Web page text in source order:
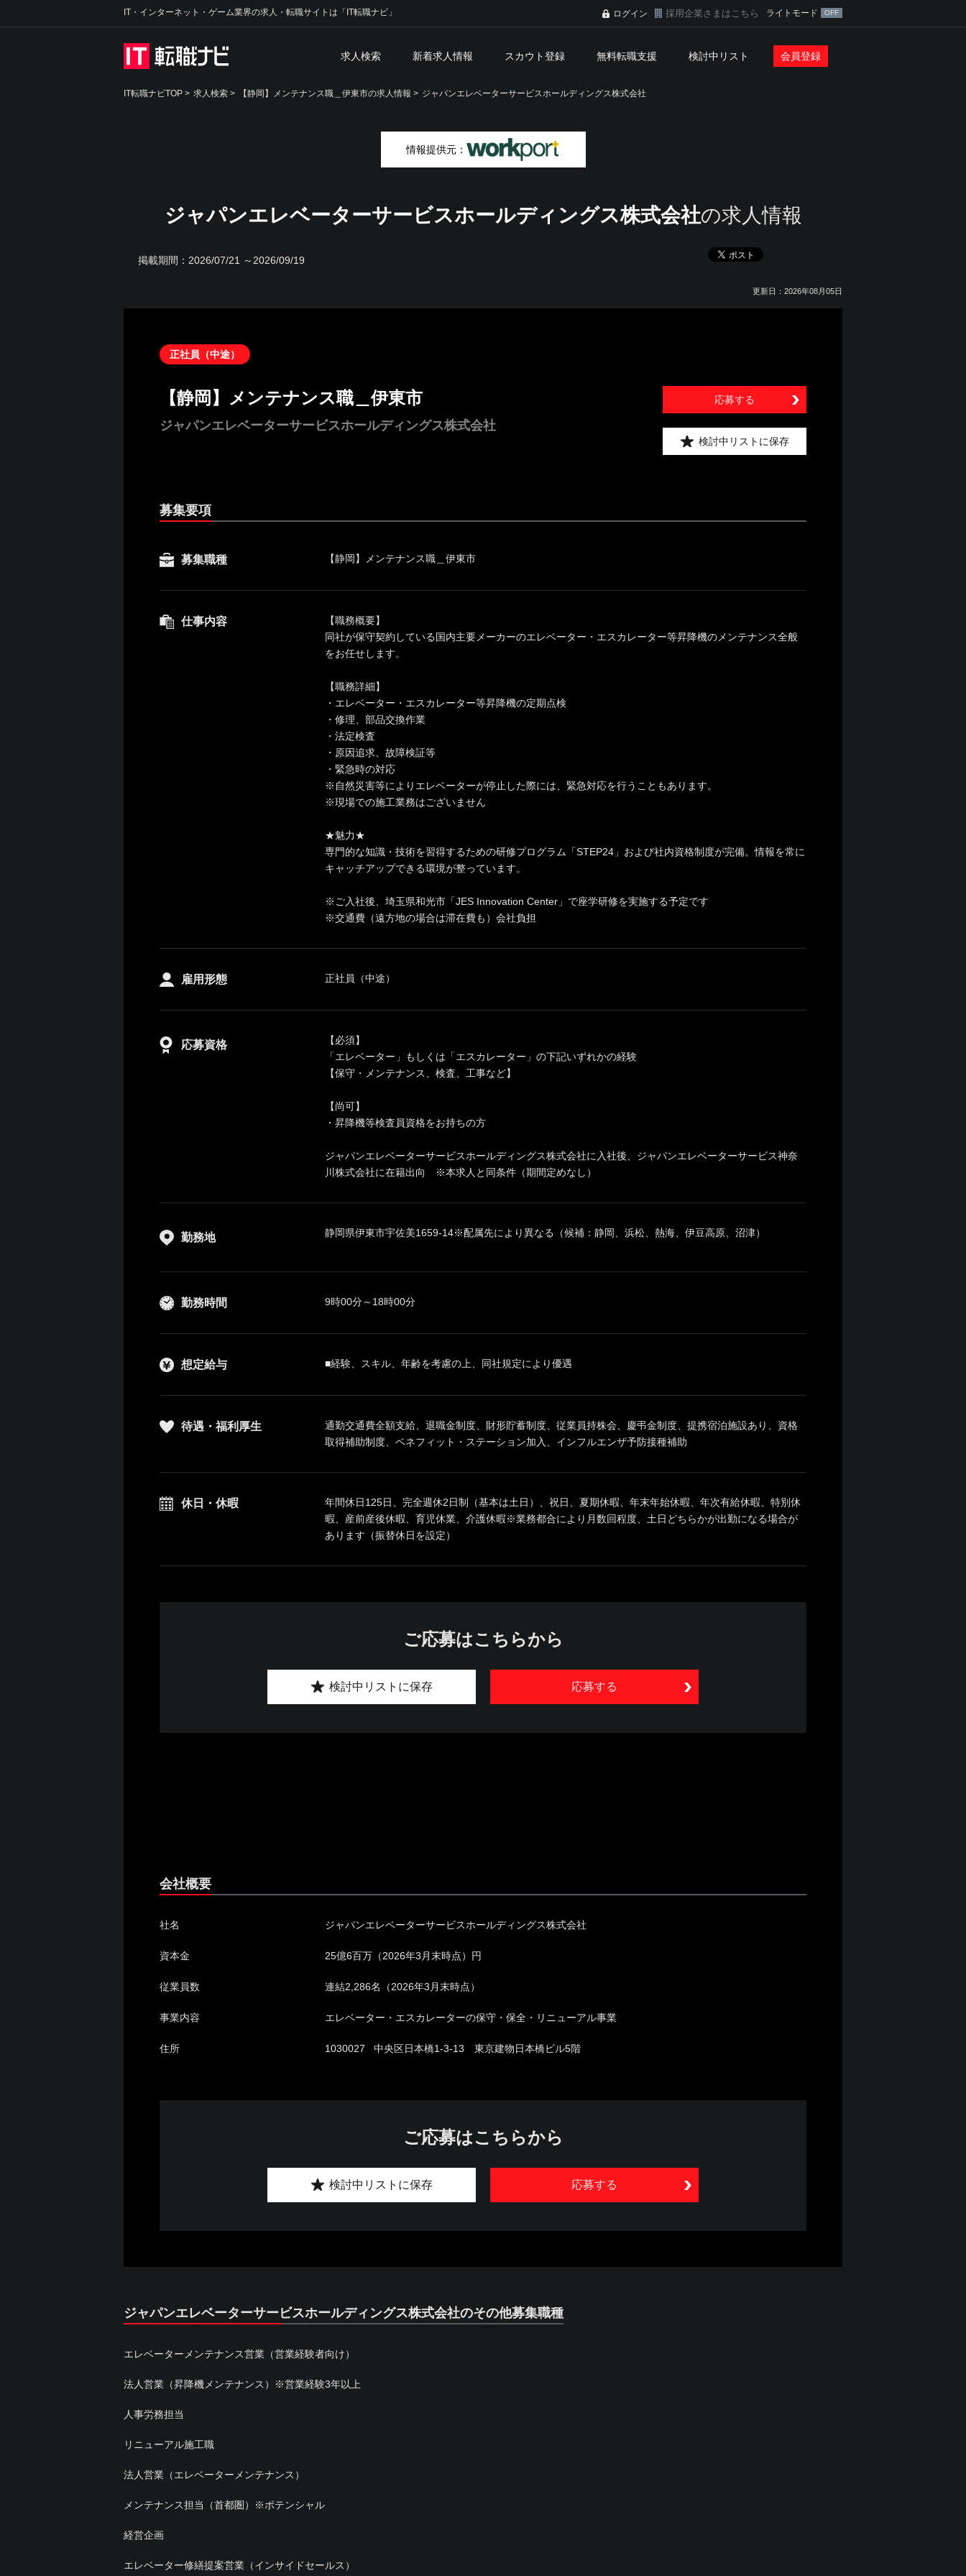
IT・インターネット・ゲーム業界の求人・転職サイトは「IT転職ナビ」 ログイン 採用企業さまはこちら ライトモード
求人検索 新着求人情報 スカウト登録 無料転職支援 検討中リスト 会員登録
IT転職ナビTOP > 求人検索 > 【静岡】メンテナンス職＿伊東市の求人情報 > ジャパンエレベーターサービスホールディングス株式会社
情報提供元：
ジャパンエレベーターサービスホールディングス株式会社の求人情報
掲載期間： 2026/07/21 ～2026/09/19
更新日：2026年08月05日
正社員（中途）
【静岡】メンテナンス職＿伊東市
ジャパンエレベーターサービスホールディングス株式会社
応募する
検討中リストに保存
募集要項
募集職種 【静岡】メンテナンス職＿伊東市
仕事内容
【職務概要】
同社が保守契約している国内主要メーカーのエレベーター・エスカレーター等昇降機のメンテナンス全般
をお任せします。
【職務詳細】
・エレベーター・エスカレーター等昇降機の定期点検
・修理、部品交換作業
・法定検査
・原因追求、故障検証等
・緊急時の対応
※自然災害等によりエレベーターが停止した際には、緊急対応を行うこともあります。
※現場での施工業務はございません
★魅力★
専門的な知識・技術を習得するための研修プログラム「STEP24」および社内資格制度が完備。情報を常に
キャッチアップできる環境が整っています。
※ご入社後、埼玉県和光市「JES Innovation Center」で座学研修を実施する予定です
※交通費（遠方地の場合は滞在費も）会社負担
雇用形態 正社員（中途）
応募資格
【必須】
「エレベーター」もしくは「エスカレーター」の下記いずれかの経験
【保守・メンテナンス、検査、工事など】
【尚可】
・昇降機等検査員資格をお持ちの方
ジャパンエレベーターサービスホールディングス株式会社に入社後、ジャパンエレベーターサービス神奈
川株式会社に在籍出向 ※本求人と同条件（期間定めなし）
勤務地 静岡県伊東市宇佐美1659-14※配属先により異なる（候補：静岡、浜松、熱海、伊豆高原、沼津）
勤務時間 9時00分～18時00分
想定給与 ■経験、スキル、年齢を考慮の上、同社規定により優遇
待遇・福利厚生
通勤交通費全額支給、退職金制度、財形貯蓄制度、従業員持株会、慶弔金制度、提携宿泊施設あり、資格
取得補助制度、ベネフィット・ステーション加入、インフルエンザ予防接種補助
休日・休暇
年間休日125日、完全週休2日制（基本は土日）、祝日、夏期休暇、年末年始休暇、年次有給休暇、特別休
暇、産前産後休暇、育児休業、介護休暇※業務都合により月数回程度、土日どちらかが出勤になる場合が
あります（振替休日を設定）
ご応募はこちらから
応募する
検討中リストに保存
会社概要
社名 ジャパンエレベーターサービスホールディングス株式会社
資本金 25億6百万（2026年3月末時点）円
従業員数 連結2,286名（2026年3月末時点）
事業内容 エレベーター・エスカレーターの保守・保全・リニューアル事業
住所 1030027 中央区日本橋1-3-13 東京建物日本橋ビル5階
ご応募はこちらから
応募する
検討中リストに保存
ジャパンエレベーターサービスホールディングス株式会社のその他募集職種
エレベーターメンテナンス営業（営業経験者向け）
法人営業（昇降機メンテナンス）※営業経験3年以上
人事労務担当
リニューアル施工職
法人営業（エレベーターメンテナンス）
メンテナンス担当（首都圏）※ポテンシャル
経営企画
エレベーター修繕提案営業（インサイドセールス）